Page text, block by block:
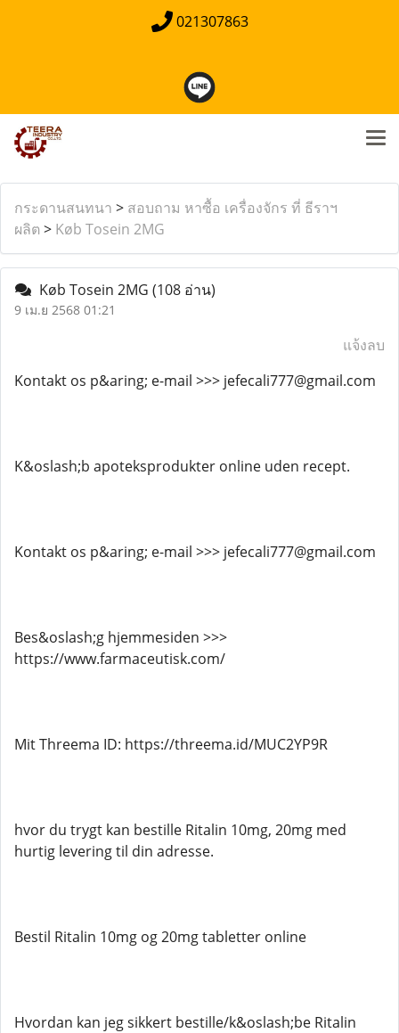
021307863
กระดานสนทนา > สอบถาม หาซื้อ เครื่องจักร ที่ ธีราฯ
ผลิต > Køb Tosein 2MG
Køb Tosein 2MG (108 อ่าน)
9 เม.ย 2568 01:21
แจ้งลบ
Kontakt os p&aring; e-mail >>> jefecali777@gmail.com
K&oslash;b apoteksprodukter online uden recept.
Kontakt os p&aring; e-mail >>> jefecali777@gmail.com
Bes&oslash;g hjemmesiden >>>
https://www.farmaceutisk.com/
Mit Threema ID: https://threema.id/MUC2YP9R
hvor du trygt kan bestille Ritalin 10mg, 20mg med
hurtig levering til din adresse.
Bestil Ritalin 10mg og 20mg tabletter online
Hvordan kan jeg sikkert bestille/k&oslash;be Ritalin